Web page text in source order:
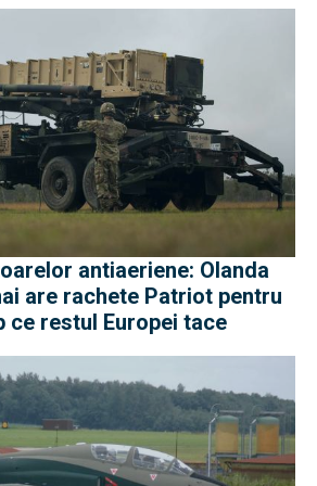
antiaeriene: Olanda
are rachete Patriot pentru
ce restul Europei tace